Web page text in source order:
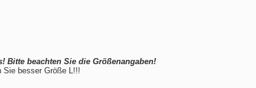
Bitte beachten Sie die Größenangaben!
Sie besser Größe L!!!